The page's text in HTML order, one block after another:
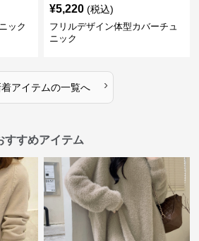
ック
¥5,220 (税込)
フリルデザイン体型カバーチュ
ニック
着アイテムの一覧へ ›
すすめアイテム